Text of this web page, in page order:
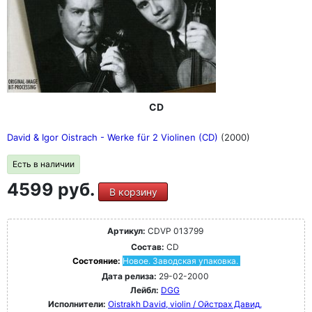
CD
David & Igor Oistrach - Werke für 2 Violinen (CD) (2000)
Есть в наличии
4599 руб. В корзину
Артикул: CDVP 013799
Состав: CD
Состояние: Новое. Заводская упаковка.
Дата релиза: 29-02-2000
Лейбл: DGG
Исполнители: Oistrakh David, violin / Ойстрах Давид,